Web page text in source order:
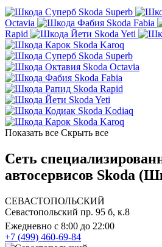
Skoda Superb
Octavia
Skoda Fabia
Rapid
Skoda Yeti
Skoda Karoq
Skoda Superb
Skoda Octavia
Skoda Fabia
Skoda Rapid
Skoda Yeti
Skoda Kodiaq
Skoda Karoq
Показать все Скрыть все
Сеть
автосервисов Skoda
СЕВАСТОПОЛЬСКИЙ
Севастопольский пр. 95 б, к.8
Ежедневно с 8:00 до 22:00
+7 (499) 460-69-84